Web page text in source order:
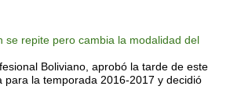
se repite pero cambia la modalidad del
Boliviano, aprobó la tarde de este
para la temporada 2016-2017 y decidió